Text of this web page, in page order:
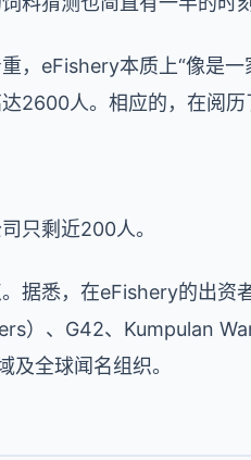
，eFishery本质上“像是
2600人。相应的，在阅历
只剩近200人。
据悉，在eFishery的出资
）、 G42、 Kumpulan
及全球闻名组织。